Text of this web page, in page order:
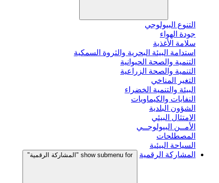
التنوع البيولوجي
جودة الهواء
سلامة الأغذية
استدامة البيئة البحرية والثروة السمكية
التنمية والصحة الحيوانية
التنمية والصحة الزراعية
التغير المناخي
البيئة والتنمية الخضراء
النفايات والكيماويات
الشؤون البلدية
الامتثال البيئي
الأمــن البيولوجــي
المصطلحات
السياحة البيئية
المشاركة الرقمية
show submenu for "المشاركة الرقمية"